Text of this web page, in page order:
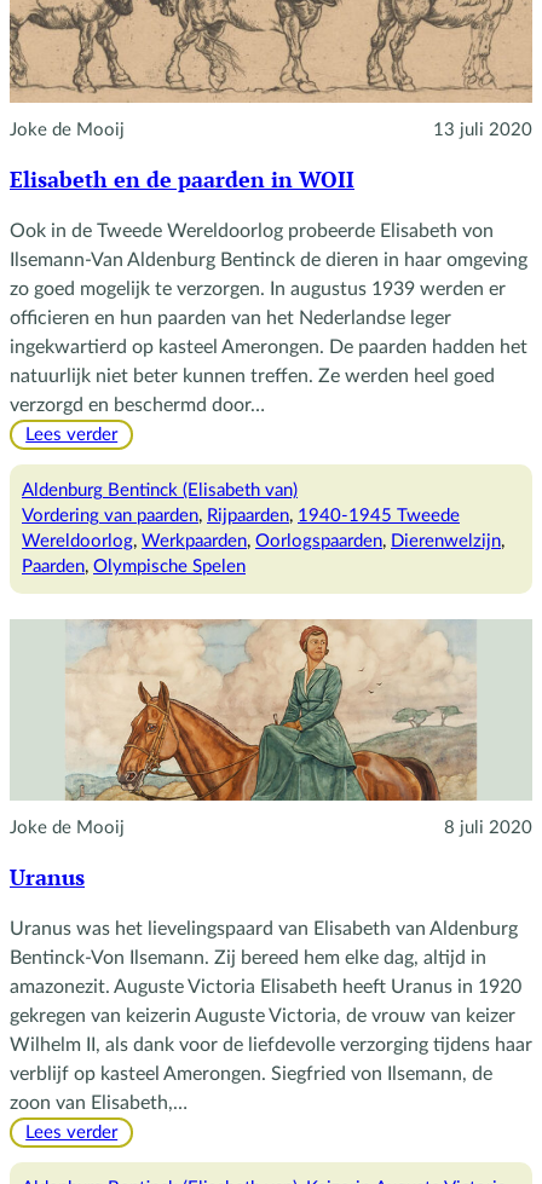
Joke de Mooij 13 juli 2020
Elisabeth en de paarden in WOII
Ook in de Tweede Wereldoorlog probeerde Elisabeth von
Ilsemann-Van Aldenburg Bentinck de dieren in haar omgeving
zo goed mogelijk te verzorgen. In augustus 1939 werden er
officieren en hun paarden van het Nederlandse leger
ingekwartierd op kasteel Amerongen. De paarden hadden het
natuurlijk niet beter kunnen treffen. Ze werden heel goed
verzorgd en beschermd door…
Lees verder:
en
de
paarden
in
Aldenburg Bentinck (Elisabeth van)
Vordering van paarden, Rijpaarden, 1940-1945 Tweede
Wereldoorlog, Werkpaarden, Oorlogspaarden, Dierenwelzijn
Paarden, Olympische Spelen
Joke de Mooij 8 juli 2020
Uranus
Uranus was het lievelingspaard van Elisabeth van Aldenburg
Bentinck-Von Ilsemann. Zij bereed hem elke dag, altijd in
amazonezit. Auguste Victoria Elisabeth heeft Uranus in 1920
gekregen van keizerin Auguste Victoria, de vrouw van keizer
Wilhelm II, als dank voor de liefdevolle verzorging tijdens haar
verblijf op kasteel Amerongen. Siegfried von Ilsemann, de
zoon van Elisabeth,…
Lees verder: